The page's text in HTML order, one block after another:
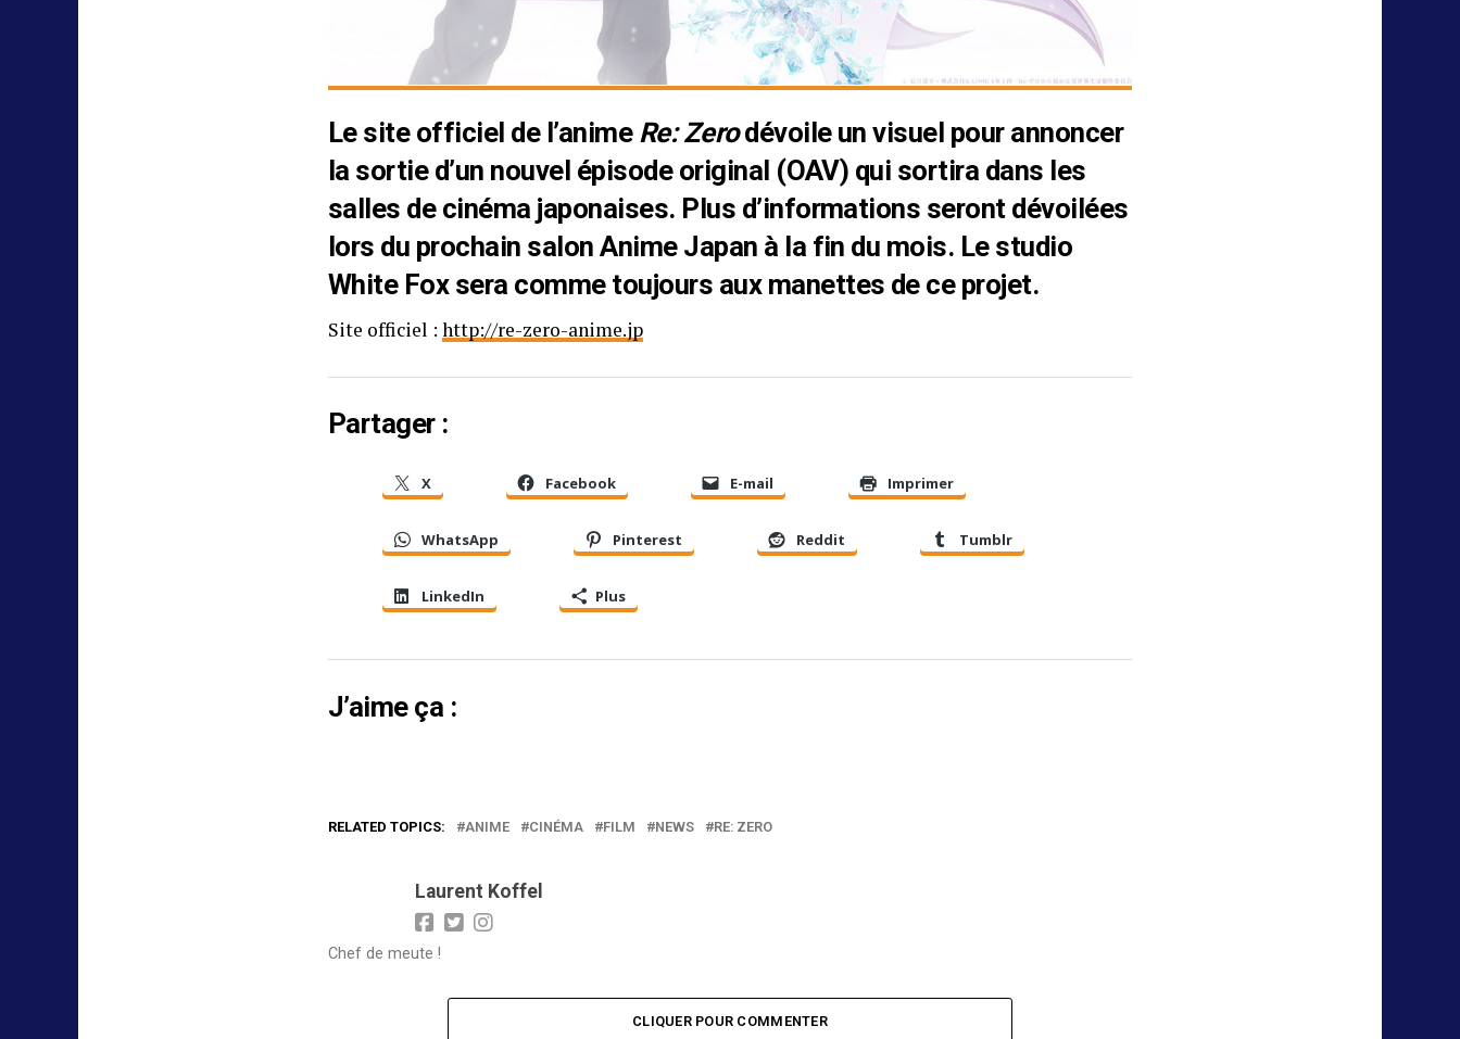
Le site officiel de l’anime Re: Zerodévoile un visuel pour annoncer
la sortie d’un nouvel épisode original (OAV) qui sortira dans les
salles de cinéma japonaises. Plus d’informations seront dévoilées
lors du prochain salon Anime Japan à la fin du mois. Le studio
White Fox sera comme toujours aux manettes de ce projet.
Site officiel : http://re-zero-anime.jp
Partager :
X Facebook E-mail Imprimer
WhatsApp Pinterest Reddit Tumblr
LinkedIn Plus
J’aime ça :
RELATED TOPICS: ANIME CINÉMA FILM NEWS RE: ZERO
Laurent Koffel
Chef de meute !
CLIQUER POUR COMMENTER